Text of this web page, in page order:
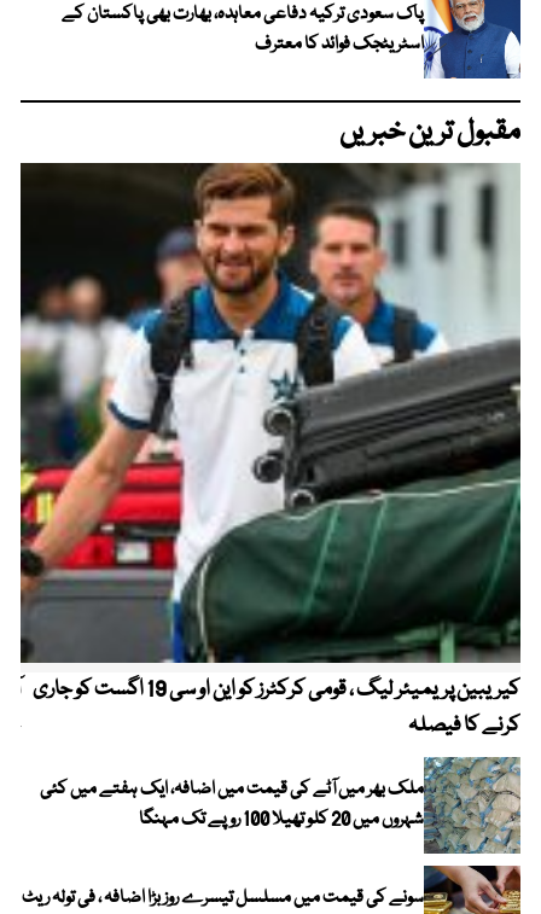
پاک سعودی ترکیہ دفاعی معاہدہ، بھارت بھی پاکستان کے
اسٹریٹجک فوائد کا معترف
مقبول ترین خبریں
کیریبین پریمیئر لیگ ، قومی کرکٹرز کو این او سی 19 اگست کو جاری
کرنے کا فیصلہ
ملک بھر میں آٹے کی قیمت میں اضافہ، ایک ہفتے میں کئی
شہروں میں 20 کلو تھیلا 100 روپے تک مہنگا
سونے کی قیمت میں مسلسل تیسرے روز بڑا اضافہ ، فی تولہ ریٹ